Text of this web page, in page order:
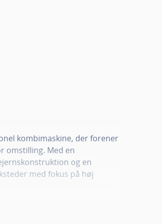
kombimaskine, der forener
omstilling. Med en
og en
med fokus på høj
af tykkelsesbordet og
4 knive. Afretter- og